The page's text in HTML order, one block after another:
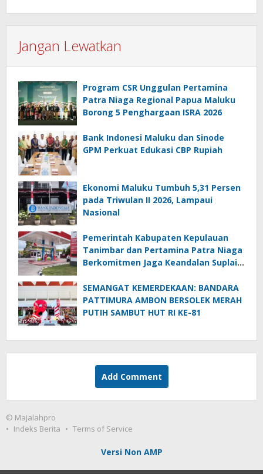
Jangan Lewatkan
Program CSR Unggulan Pertamina
Patra Niaga Regional Papua Maluku
Borong 5 Penghargaan ISRA 2026
Bank Indonesi Maluku dan Sinode
GPM Perkuat Edukasi CBP Rupiah
Ekonomi Maluku Tumbuh 5,31 Persen
pada Triwulan II 2026, Lampaui
Nasional
Pemerintah Kabupaten Kepulauan
Tanimbar dan Pertamina Patra Niaga
Berkomitmen Jaga Keandalan Suplai
SEMANGAT KEMERDEKAAN: BANDARA
PATTIMURA AMBON BERSOLEK MERAH
PUTIH SAMBUT HUT RI KE-81
Add Comment
© Majalahpro
Indeks Berita
Terms of Service
Versi Non AMP